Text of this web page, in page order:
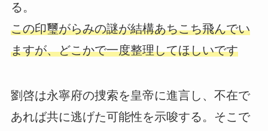
る。
この印璽がらみの謎が結構あちこち飛んでい
ますが、どこかで一度整理してほしいです
劉啓は永寧府の捜索を皇帝に進言し、不在で
あれば共に逃げた可能性を示唆する。そこで